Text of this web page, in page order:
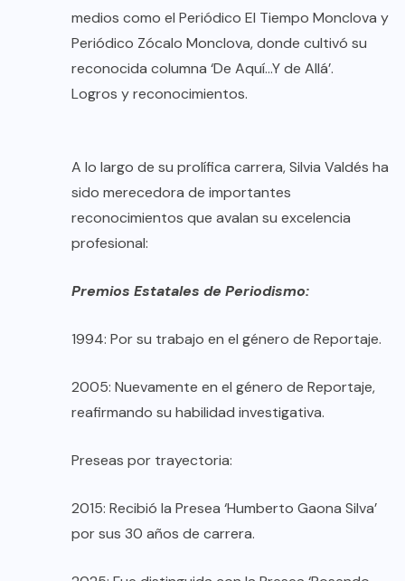
medios como el Periódico El Tiempo Monclova y
Periódico Zócalo Monclova, donde cultivó su
reconocida columna ‘De Aquí…Y de Allá’.
Logros y reconocimientos.
A lo largo de su prolífica carrera, Silvia Valdés ha
sido merecedora de importantes
reconocimientos que avalan su excelencia
profesional:
Premios Estatales de Periodismo:
1994: Por su trabajo en el género de Reportaje.
2005: Nuevamente en el género de Reportaje,
reafirmando su habilidad investigativa.
Preseas por trayectoria:
2015: Recibió la Presea ‘Humberto Gaona Silva’
por sus 30 años de carrera.